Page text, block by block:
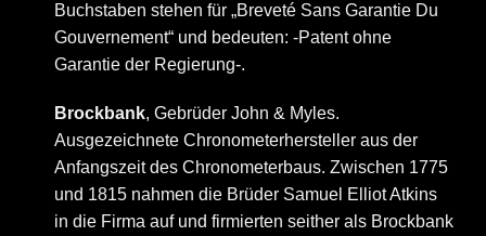
Buchstaben stehen für „Breveté Sans Garantie Du
Gouvernement“ und bedeuten: -Patent ohne
Garantie der Regierung-.
Brockbank, Gebrüder John & Myles.
Ausgezeichnete Chronometerhersteller aus der
Anfangszeit des Chronometerbaus. Zwischen 1775
und 1815 nahmen die Brüder Samuel Elliot Atkins
in die Firma auf und firmierten seither als Brockbank